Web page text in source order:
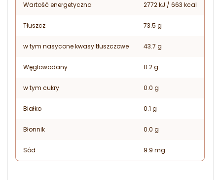
Wartość energetyczna 2772 kJ / 663 kcal
Tłuszcz 73.5 g
w tym nasycone kwasy tłuszczowe 43.7 g
Węglowodany 0.2 g
w tym cukry 0.0 g
Białko 0.1 g
Błonnik 0.0 g
Sód 9.9 mg